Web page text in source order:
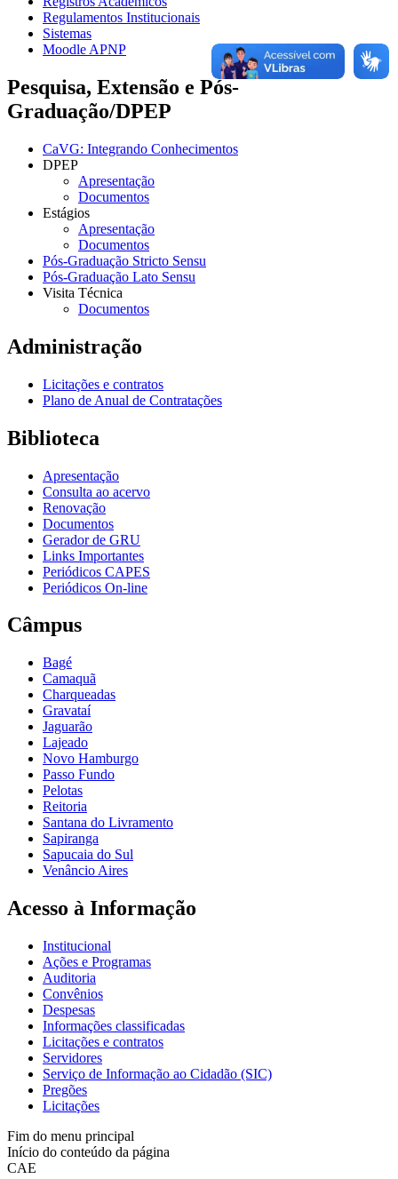
Regulamentos Institucionais
Sistemas
Moodle APNP
Pesquisa, Extensão e Pós-
Graduação/DPEP
CaVG: Integrando Conhecimentos
DPEP
Apresentação
Documentos
Estágios
Apresentação
Documentos
Pós-Graduação Stricto Sensu
Pós-Graduação Lato Sensu
Visita Técnica
Documentos
Administração
Licitações e contratos
Plano de Anual de Contratações
Biblioteca
Apresentação
Consulta ao acervo
Renovação
Documentos
Gerador de GRU
Links Importantes
Periódicos CAPES
Periódicos On-line
Câmpus
Bagé
Camaquã
Charqueadas
Gravataí
Jaguarão
Lajeado
Novo Hamburgo
Passo Fundo
Pelotas
Reitoria
Santana do Livramento
Sapiranga
Sapucaia do Sul
Venâncio Aires
Acesso à Informação
Institucional
Ações e Programas
Auditoria
Convênios
Despesas
Informações classificadas
Licitações e contratos
Servidores
Serviço de Informação ao Cidadão (SIC)
Pregões
Licitações
Fim do menu principal
Início do conteúdo da página
CAE